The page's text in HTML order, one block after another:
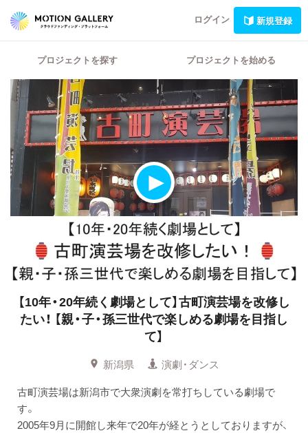
ログイン 新規登録
プロジェクトを探す プロジェクトを始める
【10年・20年続く劇場として】古町演芸場を改修し
たい！ 【親・子・孫三世代で楽しめる劇場を目指し
て】
新潟県
演劇・ダンス
古町演芸場は新潟市で大衆演劇を常打ちしている劇場で
す。
2005年9月に開館し来年で20年が経とうとしておりますが、